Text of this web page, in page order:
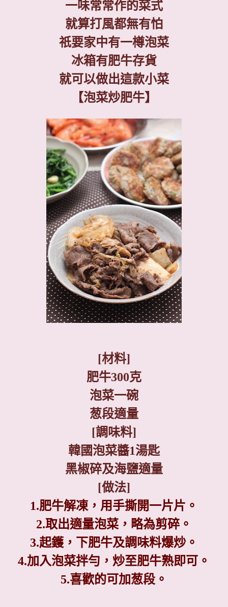
一味常常作的菜式
就算打風都無有怕
祇要家中有一樽泡菜
冰箱有肥牛存貨
就可以做出這款小菜
【泡菜炒肥牛】
[材料]
肥牛300克
泡菜一碗
葱段適量
[調味料]
韓國泡菜醬1湯匙
黑椒碎及海鹽適量
[做法]
1.肥牛解凍，用手撕開一片片。
2.取出適量泡菜，略為剪碎。
3.起鑊，下肥牛及調味料爆炒。
4.加入泡菜拌勻，炒至肥牛熟即可。
5.喜歡的可加葱段。